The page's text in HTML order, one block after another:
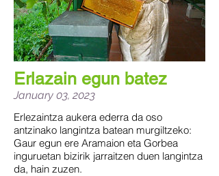
Erlazain egun batez
January 03, 2023
Erlezaintza aukera ederra da oso
antzinako langintza batean murgiltzeko:
Gaur egun ere Aramaion eta Gorbea
inguruetan bizirik jarraitzen duen langintza
da, hain zuzen.